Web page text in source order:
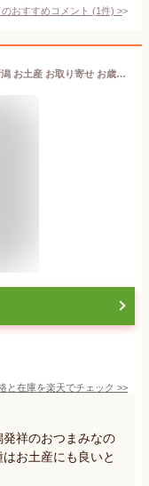
おすすめコメント (1件) >
浪花屋製菓 元祖 柿の種 進物 縦缶 170g 新潟 お土産 お取り寄せ お歳暮 冬ギフト
と在庫を楽天でチェック >>
祥のおつまみなの
お土産にも良いと